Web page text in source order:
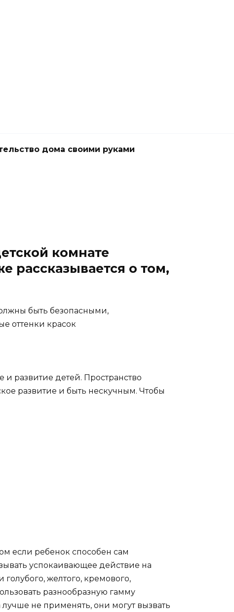
дома своими руками
комнате
рассказывается о том,
быть безопасными,
оттенки красок
развитие детей. Пространство
развитие и быть нескучным. Чтобы
если ребенок способен сам
успокаивающее действие на
желтого, кремового,
разнообразную гамму
не применять, они могут вызвать